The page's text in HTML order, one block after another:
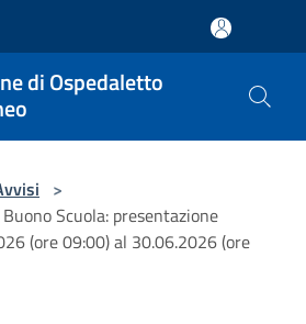
di Ospedaletto
>
Scuola: presentazione
(ore 09:00) al 30.06.2026 (ore